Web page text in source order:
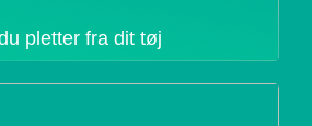
pletter fra dit tøj